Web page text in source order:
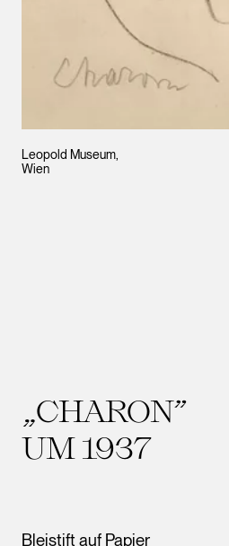
Leopold Museum,
Wien
„CHARON”
UM 1937
Bleistift auf Papier